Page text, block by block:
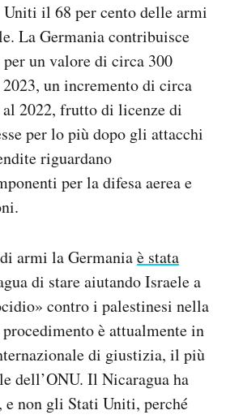
il 68 per cento delle armi
La Germania contribuisce
un valore di circa 300
un incremento di circa
2022, frutto di licenze di
per lo più dopo gli attacchi
riguardano
per la difesa aerea e
armi la Germaniaè stata
di stare aiutando Israele a
contro i palestinesi nella
è attualmente in
di giustizia, il più
dell’ONU. Il Nicaragua ha
e non gli Stati Uniti, perché